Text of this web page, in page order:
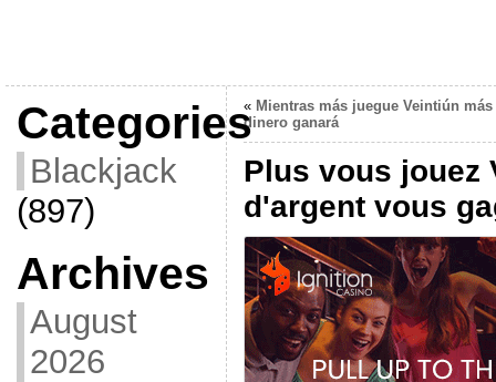
Categories
Blackjack
(897)
Archives
August
2026
« Mientras más juegue Veintiún más
dinero ganará
Plus vous jouez
d'argent vous